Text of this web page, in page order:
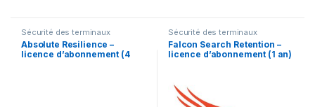
Sécurité des terminaux
Absolute Resilience –
licence d’abonnement (4
Sécurité des terminaux
Falcon Search Retention –
licence d’abonnement (1 an)